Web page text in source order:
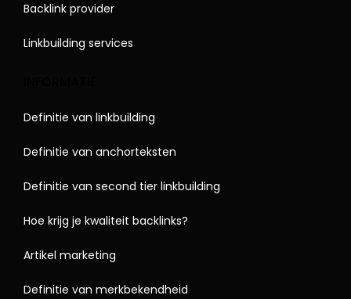
Backlink provider
Linkbuilding services
Definitie van linkbuilding
Definitie van anchorteksten
Definitie van second tier linkbuilding
Hoe krijg je kwaliteit backlinks?
Artikel marketing
Definitie van merkbekendheid